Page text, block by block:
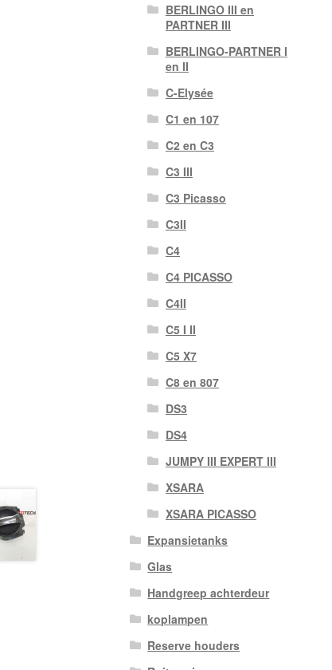
BERLINGO III en
PARTNER III
BERLINGO-PARTNER I
en II
C-Elysée
C1 en 107
C2 en C3
C3 III
C3 Picasso
C3II
C4
C4 PICASSO
C4II
C5 I II
C5 X7
C8 en 807
DS3
DS4
JUMPY III EXPERT III
XSARA
XSARA PICASSO
Expansietanks
Glas
Handgreep achterdeur
koplampen
Reserve houders